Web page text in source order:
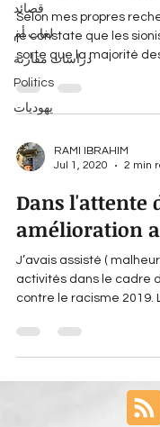
قصائد
لغات أم
دراسات مقارنة
Politics
يهوديات
Selon mes propres
je constate que les
sorte que la majorité
RAMI IBRAHIM
Jul 1, 2020
2 min
Dans l'attente
amélioration
J’avais assisté (
activités dans le cadre
contre le racisme 2019.